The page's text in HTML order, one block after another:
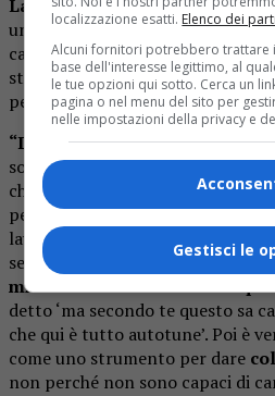
Laura Pausini e Blanco, sono
un’intervista fatta dall’artista
cantante nativa di Solarolo, ha
stessa figlia Paola, spesso
pezzi“moderni”ai quali lei
“Devo dirlo, scusate, ma
sono nuovi ragazzi che
che dicono ‘cantiamo una
per me non è il modo giusto.
lavoro serio e merita rispetto. La
sempre.
Mia figlia ad esempio
mi ha detto ‘senti che bella
detto ‘ma secondo te questo sa
che qui è tutto autotune’. Poi è
come uno strumento per dare
non perché non sono capaci di
localizzazione esatti. Elenco dei
Alcuni fornitori potrebbero trattare
base dell'interesse legittimo, al
le tue opzioni qui sotto. Cerca un
pagina o nel menu del sito per
nelle impostazioni della privacy e
Gestisci le